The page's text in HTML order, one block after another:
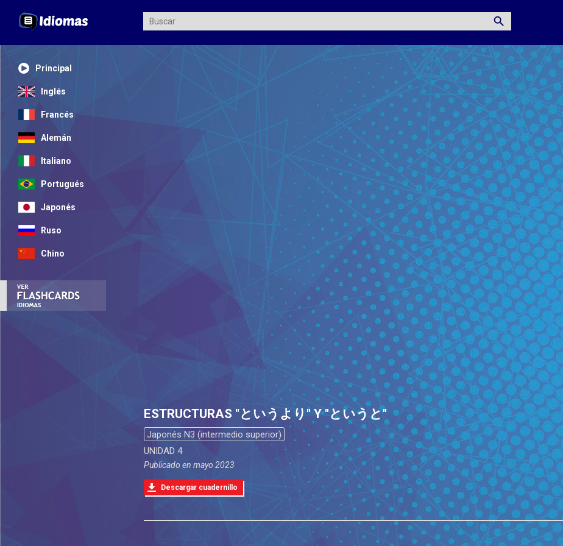
Principal
Inglés
Francés
Alemán
Italiano
Portugués
Japonés
Ruso
Chino
ESTRUCTURAS "というより" Y "というと"
Japonés N3 (intermedio superior)
UNIDAD 4
Publicado en mayo 2023
Descargar cuadernillo